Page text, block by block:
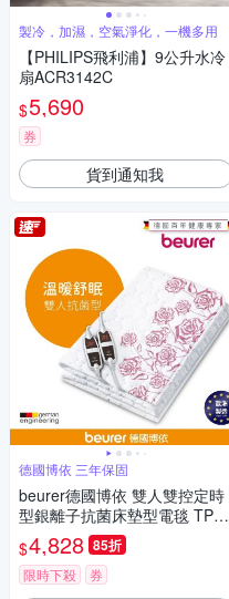
製冷，加濕，空氣淨化，一機多用
【PHILIPS飛利浦】9公升水冷
扇ACR3142C
$5,690
券
貨到通知我
德國博依 三年保固
beurer德國博依 雙人雙控定時
型銀離子抗菌床墊型電毯 TP66
XXL
$4,828 85折
限時下殺 券